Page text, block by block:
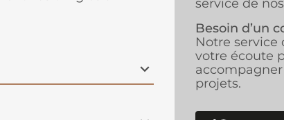
service de
Besoin d’un
Notre service
votre écoute
projets.